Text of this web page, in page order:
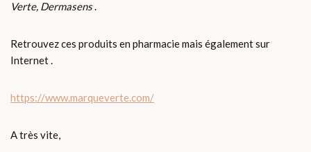
Verte, Dermasens.
Retrouvez ces produits en pharmacie mais également sur
Internet .
https://www.marqueverte.com/
A très vite,